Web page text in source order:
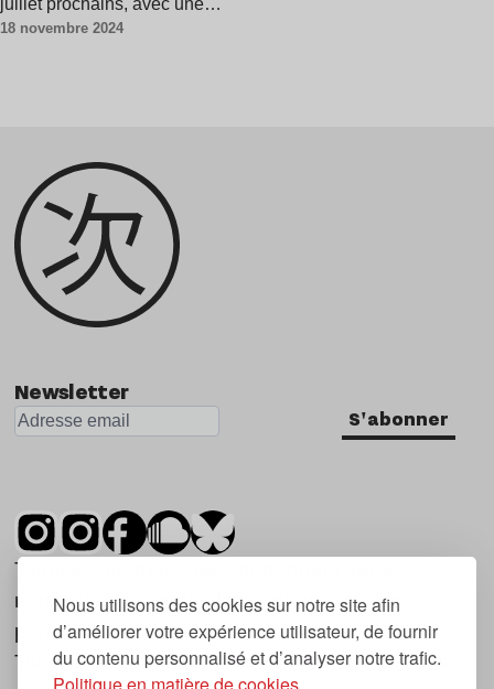
Nous utilisons des cookies sur notre site afin
d’améliorer votre expérience utilisateur, de fournir
du contenu personnalisé et d’analyser notre trafic.
18 novembre 2024
Newsletter
S'abonner
Tsugi est un mensuel indépendant sur la
musique et les nouvelles tendances, dont la
première parution date de 2007.
Tsugi en japonais signifie « prochain », « suivant